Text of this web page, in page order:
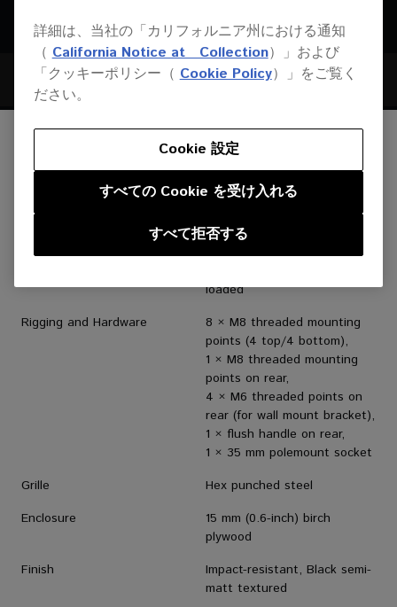
XY-81 JUMP TO
SPECIFICATIONS
DOWNLOADS
CASE STUDIES
loaded
Rigging and Hardware
8 × M8 threaded mounting
points (4 top/4 bottom),
1 × M8 threaded mounting
points on rear,
4 × M6 threaded points on
rear (for wall mount bracket),
1 × flush handle on rear,
1 × 35 mm polemount socket
Grille
Hex punched steel
Enclosure
15 mm (0.6-inch) birch
plywood
Finish
Impact-resistant, Black semi-
matt textured
詳細は、当社の「カリフォルニア州における通知
（ California Notice at Collection）」および
「クッキーポリシー（ Cookie Policy）」をご覧く
ださい。
すべて拒否する
すべての Cookie を受け入れる
Cookie 設定